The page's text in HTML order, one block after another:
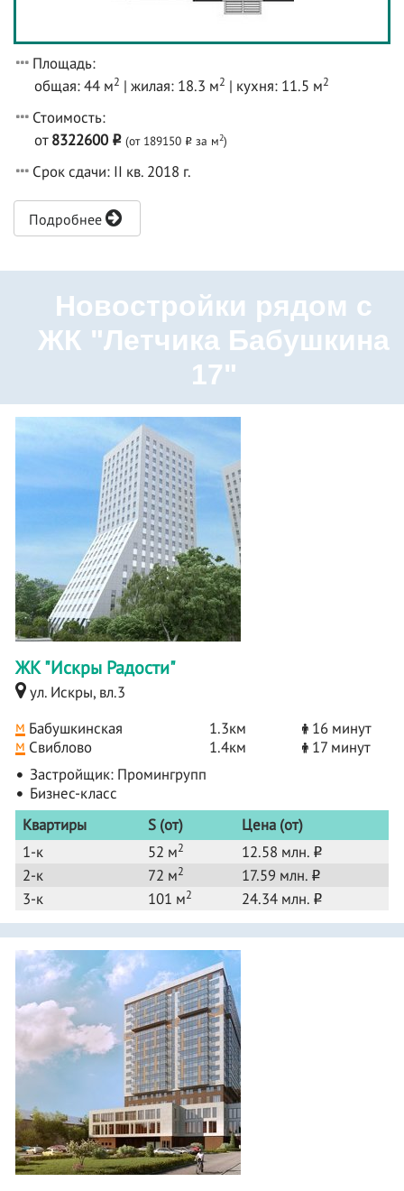
Площадь:
общая: 44 м2 | жилая: 18.3 м2 | кухня: 11.5 м2
Стоимость:
от8322600 o (от 189150 o за м2)
Срок сдачи: II кв. 2018 г.
Подробнее
Новостройки рядом с
ЖК "Летчика Бабушкина
17"
ЖК "Искры Радости"
ул. Искры, вл.3
м Бабушкинская 1.3км
16 минут
м Свиблово 1.4км
17 минут
Застройщик: Промингрупп
Бизнес-класс
Квартиры
S (от)
Цена (от)
1-к
52 м2 12.58 млн. o
2-к 72 м2 17.59 млн. o
3-к 101 м2 24.34 млн. o